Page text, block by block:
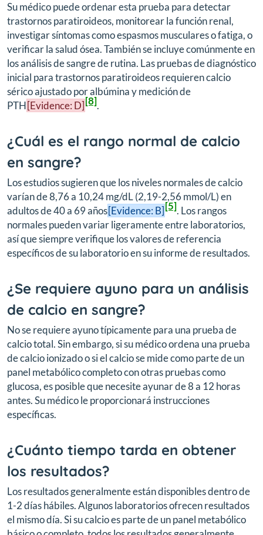
Su médico puede ordenar esta prueba para detectar
trastornos paratiroideos, monitorear la función renal,
investigar síntomas como espasmos musculares o fatiga, o
verificar la salud ósea. También se incluye comúnmente en
los análisis de sangre de rutina. Las pruebas de diagnóstico
inicial para trastornos paratiroideos requieren calcio
sérico ajustado por albúmina y medición de
PTH[Evidence: D][8].
¿Cuál es el rango normal de calcio
en sangre?
Los estudios sugieren que los niveles normales de calcio
varían de 8,76 a 10,24 mg/dL (2,19-2,56 mmol/L) en
adultos de 40 a 69 años[Evidence: B][5]. Los rangos
normales pueden variar ligeramente entre laboratorios,
así que siempre verifique los valores de referencia
específicos de su laboratorio en su informe de resultados.
¿Se requiere ayuno para un análisis
de calcio en sangre?
No se requiere ayuno típicamente para una prueba de
calcio total. Sin embargo, si su médico ordena una prueba
de calcio ionizado o si el calcio se mide como parte de un
panel metabólico completo con otras pruebas como
glucosa, es posible que necesite ayunar de 8 a 12 horas
antes. Su médico le proporcionará instrucciones
específicas.
¿Cuánto tiempo tarda en obtener
los resultados?
Los resultados generalmente están disponibles dentro de
1-2 días hábiles. Algunos laboratorios ofrecen resultados
el mismo día. Si su calcio es parte de un panel metabólico